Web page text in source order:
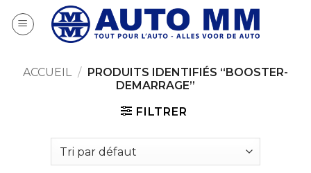
au
ACCUEIL / PRODUITS IDENTIFIÉS “BOOSTER-
DEMARRAGE”
FILTRER